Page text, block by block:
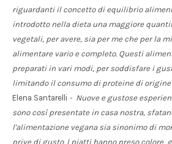
riguardanti il concetto di equilibrio
introdotto nella dieta una maggiore
vegetali, per avere, sia per me che per la
alimentare vario e completo. Questi
preparati in vari modi, per soddisfare i
limitando il consumo di proteine di origine
Elena Santarelli - Nuove e gustose
sono così presentate in casa nostra,
l'alimentazione vegana sia sinonimo di
prive di gusto. I piatti hanno preso colore,